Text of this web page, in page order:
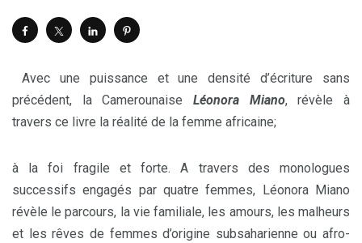
Avec une puissance et une densité d’écriture sans
précédent, la Camerounaise Léonora Miano, révèle à
travers ce livre la réalité de la femme africaine;
à la foi fragile et forte. A travers des monologues
successifs engagés par quatre femmes, Léonora Miano
révèle le parcours, la vie familiale, les amours, les malheurs
et les rêves de femmes d’origine subsaharienne ou afro-